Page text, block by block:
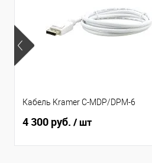
Кабель Kramer C-MDP/DPM-6
4 300 руб. / шт